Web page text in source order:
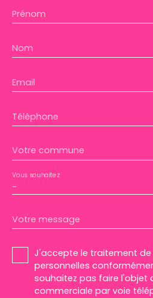
Prénom
Nom
Email
Téléphone
Votre commune
-
Vous souhaitez
Votre message
J'accepte le traitement de
personnelles
souhaitez pas faire l'objet
commerciale par voie